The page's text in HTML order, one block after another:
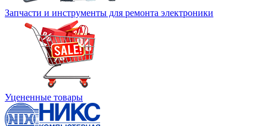
Запчасти и инструменты для ремонта электроники
Уцененные товары